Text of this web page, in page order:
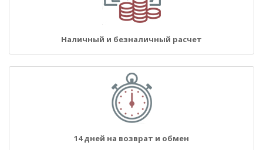
Наличный и безналичный расчет
14 дней на возврат и обмен